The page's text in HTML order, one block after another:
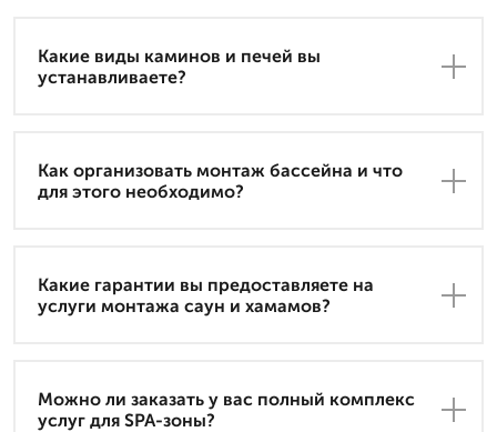
Какие виды каминов и печей вы
устанавливаете?
Как организовать монтаж бассейна и что
для этого необходимо?
Какие гарантии вы предоставляете на
услуги монтажа саун и хамамов?
Можно ли заказать у вас полный комплекс
услуг для SPA-зоны?